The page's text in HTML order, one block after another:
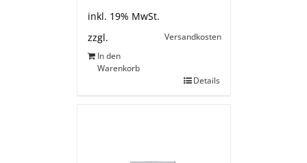
inkl. 19% MwSt.
zzgl.
Versandkosten
In den
Warenkorb
Details